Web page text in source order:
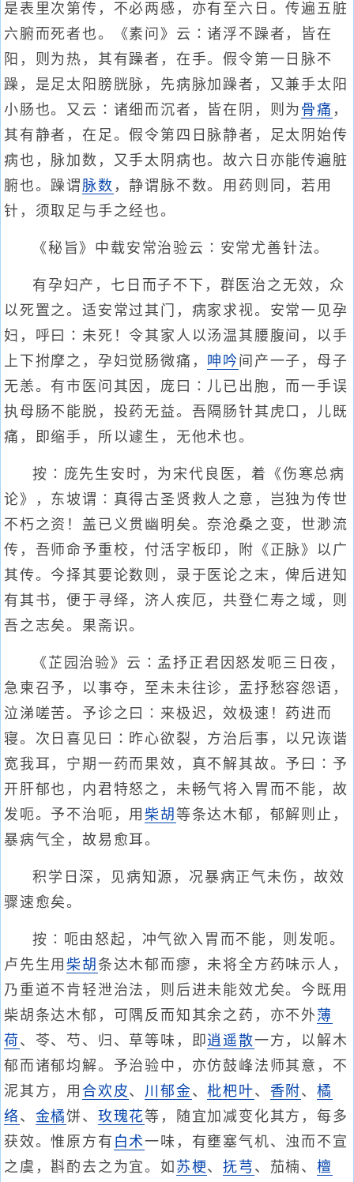
是表里次第传，不必两感，亦有至六日。传遍五脏
六腑而死者也。《素问》云∶诸浮不躁者，皆在
阳，则为热，其有躁者，在手。假令第一日脉不
躁，是足太阳膀胱脉，先病脉加躁者，又兼手太阳
小肠也。又云∶诸细而沉者，皆在阴，则为 骨痛 ，
其有静者，在足。假令第四日脉静者，足太阴始传
病也，脉加数，又手太阴病也。故六日亦能传遍脏
腑也。躁谓 脉数 ，静谓脉不数。用药则同，若用
针，须取足与手之经也。
《秘旨》中载安常治验云∶安常尤善针法。
有孕妇产，七日而子不下，群医治之无效，众
以死置之。适安常过其门，病家求视。安常一见孕
妇，呼曰∶未死！令其家人以汤温其腰腹间，以手
上下拊摩之，孕妇觉肠微痛， 呻吟间产一子，母子
无恙。有市医问其因，庞曰∶儿已出胞，而一手误
执母肠不能脱，投药无益。吾隔肠针其虎口，儿既
痛，即缩手，所以遽生，无他术也。
按∶庞先生安时，为宋代良医，着《伤寒总病
论》，东坡谓∶真得古圣贤救人之意，岂独为传世
不朽之资！盖已义贯幽明矣。奈沧桑之变，世渺流
传，吾师命予重校，付活字板印，附《正脉》以广
其传。今择其要论数则，录于医论之末，俾后进知
有其书，便于寻绎，济人疾厄，共登仁寿之域，则
吾之志矣。果斋识。
《芷园治验》云∶孟抒正君因怒发呃三日夜，
急柬召予，以事夺，至未未往诊，盂抒愁容怨语，
泣涕嗟苦。予诊之曰∶来极迟，效极速！药进而
寝。次日喜见曰∶昨心欲裂，方治后事，以兄诙谐
宽我耳，宁期一药而果效，真不解其故。予曰∶予
开肝郁也，内君特怒之，未畅气将入胃而不能，故
发呃。予不治呃，用柴胡 等条达木郁，郁解则止，
暴病气全，故易愈耳。
积学日深，见病知源，况暴病正气未伤，故效
骤速愈矣。
按∶呃由怒起，冲气欲入胃而不能，则发呃。
卢先生用柴胡 条达木郁而瘳，未将全方药味示人，
乃重道不肯轻泄治法，则后进未能效尤矣。今既用
柴胡条达木郁，可隅反而知其余之药，亦不外 薄
荷、苓、芍、归、草等味，即逍遥散一方，以解木
郁而诸郁均解。予治验中，亦仿鼓峰法师其意，不
泥其方，用 合欢皮、 川郁金、枇杷叶、 香附、橘
络、 金橘饼、 玫瑰花等，随宜加减变化其方，每多
获效。惟原方有 白术一味，有壅塞气机、浊而不宣
之虞，斟酌去之为宜。如 苏梗、抚芎 、茄楠、檀